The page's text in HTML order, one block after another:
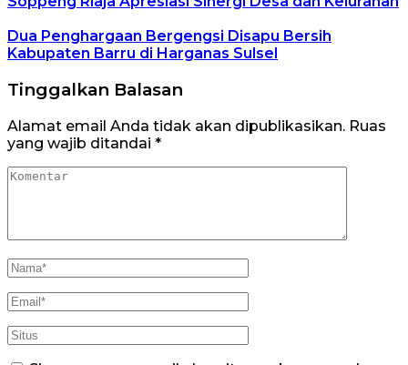
Dua Penghargaan Bergengsi Disapu Bersih
Kabupaten Barru di Harganas Sulsel
Tinggalkan Balasan
Alamat email Anda tidak akan dipublikasikan. Ruas
yang wajib ditandai *